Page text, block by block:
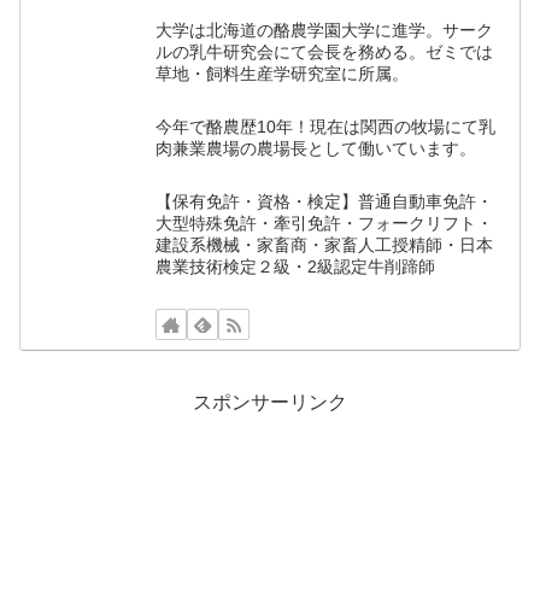
大学は北海道の酪農学園大学に進学。サーク
ルの乳牛研究会にて会長を務める。ゼミでは
草地・飼料生産学研究室に所属。
今年で酪農歴10年！現在は関西の牧場にて乳
肉兼業農場の農場長として働いています。
【保有免許・資格・検定】普通自動車免許・
大型特殊免許・牽引免許・フォークリフト・
建設系機械・家畜商・家畜人工授精師・日本
農業技術検定２級・2級認定牛削蹄師
スポンサーリンク